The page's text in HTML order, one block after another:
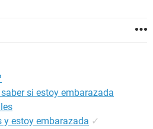
si estoy embarazada
y estoy embarazada ✓